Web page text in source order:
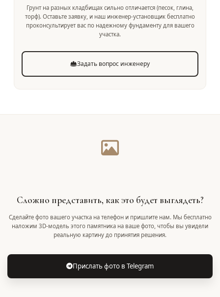
Грунт на разных кладбищах сильно отличается (песок, глина,
торф). Оставьте заявку, и наш инженер-установщик бесплатно
проконсультирует вас по надежному фундаменту для вашего
участка.
Задать вопрос инженеру
Сложно представить, как это будет выглядеть?
Сделайте фото вашего участка на телефон и пришлите нам. Мы бесплатно
наложим 3D-модель этого памятника на ваше фото, чтобы вы увидели
реальную картину до принятия решения.
Прислать фото в Telegram